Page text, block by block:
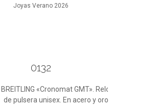
Joyas Verano 2026
0132
BREITLING «Cronomat GMT». Reloj
de pulsera unisex. En acero y oro